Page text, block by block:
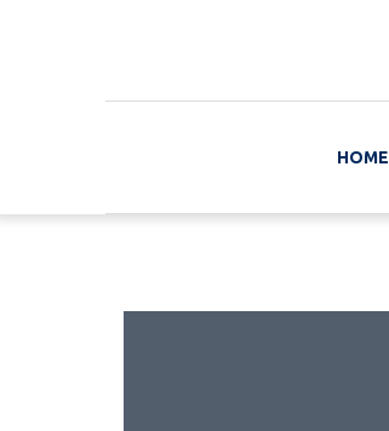
HOME